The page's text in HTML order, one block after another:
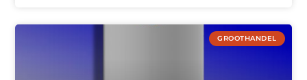
GROOTHANDEL